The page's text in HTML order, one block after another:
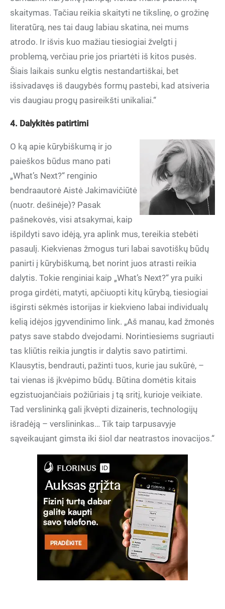
skaitymas. Tačiau reikia skaityti ne tikslinę, o grožinę
literatūrą, nes tai daug labiau skatina, nei mums
atrodo. Ir išvis kuo mažiau tiesiogiai žvelgti į
problemą, verčiau prie jos priartėti iš kitos pusės.
Šiais laikais sunku elgtis nestandartiškai, bet
išsivadavęs iš daugybės formų pastebi, kad atsiveria
vis daugiau progų pasireikšti unikaliai.“
4. Dalykitės patirtimi
O ką apie kūrybiškumą ir jo
paieškos būdus mano pati
„What’s Next?“ renginio
bendraautorė Aistė Jakimavičiūtė
(nuotr. dešinėje)? Pasak
pašnekovės, visi atsakymai, kaip
išpildyti savo idėją, yra aplink mus, tereikia stebėti
pasaulį. Kiekvienas žmogus turi labai savotiškų būdų
panirti į kūrybiškumą, bet norint juos atrasti reikia
dalytis. Tokie renginiai kaip „What’s Next?“ yra puiki
proga girdėti, matyti, apčiuopti kitų kūrybą, tiesiogiai
išgirsti sėkmės istorijas ir kiekvieno labai individualų
kelią idėjos įgyvendinimo link. „Aš manau, kad žmonės
patys save stabdo dvejodami. Norintiesiems sugriauti
tas kliūtis reikia jungtis ir dalytis savo patirtimi.
Klausytis, bendrauti, pažinti tuos, kurie jau sukūrė, –
tai vienas iš įkvėpimo būdų. Būtina domėtis kitais
egzistuojančiais požiūriais į tą sritį, kurioje veikiate.
Tad verslininką gali įkvėpti dizaineris, technologijų
išradėją – verslininkas… Tik taip tarpusavyje
sąveikaujant gimsta iki šiol dar neatrastos inovacijos.“